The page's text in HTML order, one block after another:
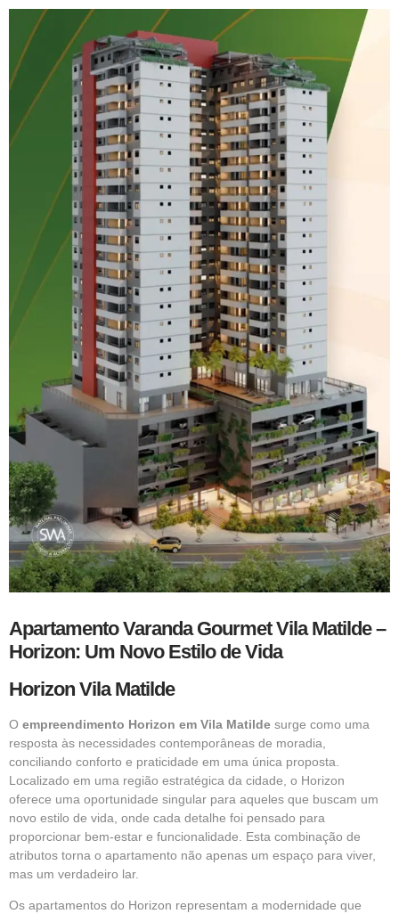
Apartamento Varanda Gourmet Vila Matilde –
Horizon: Um Novo Estilo de Vida
Horizon Vila Matilde
O empreendimento Horizon em Vila Matilde surge como uma
resposta às necessidades contemporâneas de moradia,
conciliando conforto e praticidade em uma única proposta.
Localizado em uma região estratégica da cidade, o Horizon
oferece uma oportunidade singular para aqueles que buscam um
novo estilo de vida, onde cada detalhe foi pensado para
proporcionar bem-estar e funcionalidade. Esta combinação de
atributos torna o apartamento não apenas um espaço para viver,
mas um verdadeiro lar.
Os apartamentos do Horizon representam a modernidade que